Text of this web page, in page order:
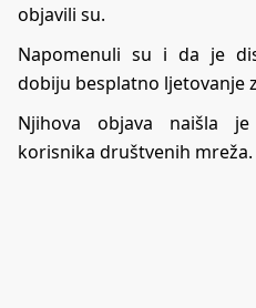
objavili su.
Napomenuli su i da je
dobiju besplatno ljetovanje
Njihova objava naišla
korisnika društvenih mreža.